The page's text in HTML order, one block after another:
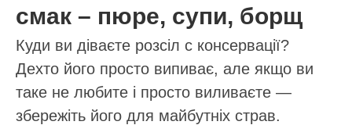
смак – пюре, супи, борщ
Куди ви діваєте розсіл с консервації?
Дехто його просто випиває, але якщо ви
таке не любите і просто виливаєте —
збережіть його для майбутніх страв.